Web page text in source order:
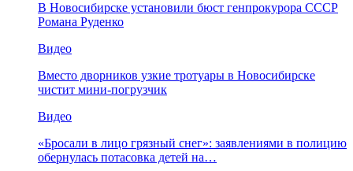
В Новосибирске установили бюст генпрокурора СССР
Романа Руденко
Видео
Вместо дворников узкие тротуары в Новосибирске
чистит мини-погрузчик
Видео
«Бросали в лицо грязный снег»: заявлениями в полицию
обернулась потасовка детей на…